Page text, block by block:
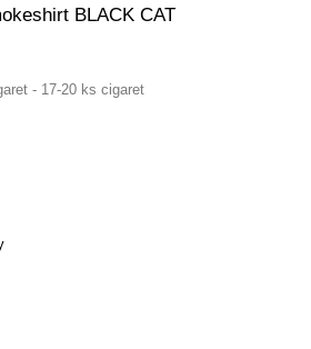
BLACK CAT
- 17-20 ks cigaret